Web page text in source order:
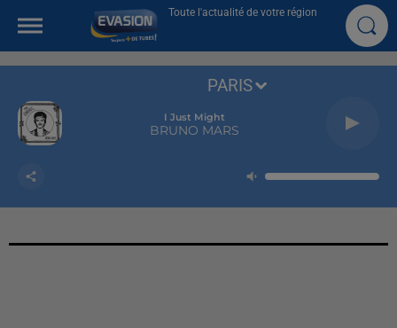
Toute l'actualité de votre région
I Just Might
BRUNO MARS
PARIS